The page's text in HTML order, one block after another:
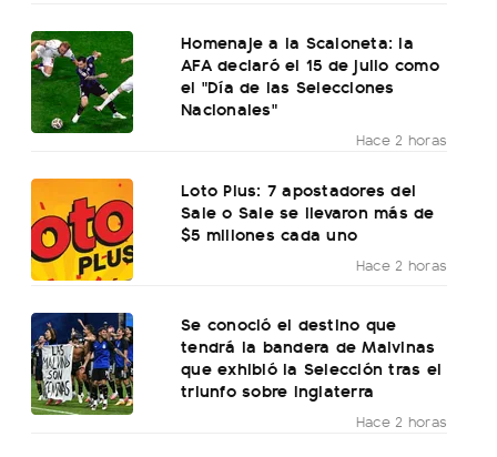
Homenaje a la Scaloneta: la
AFA declaró el 15 de julio como
el "Día de las Selecciones
Nacionales"
Hace 2 horas
Loto Plus: 7 apostadores del
Sale o Sale se llevaron más de
$5 millones cada uno
Hace 2 horas
Se conoció el destino que
tendrá la bandera de Malvinas
que exhibió la Selección tras el
triunfo sobre Inglaterra
Hace 2 horas